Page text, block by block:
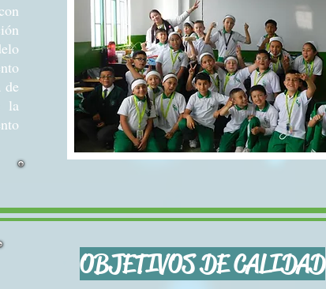
la
OBJETIVOS DE CALIDAD